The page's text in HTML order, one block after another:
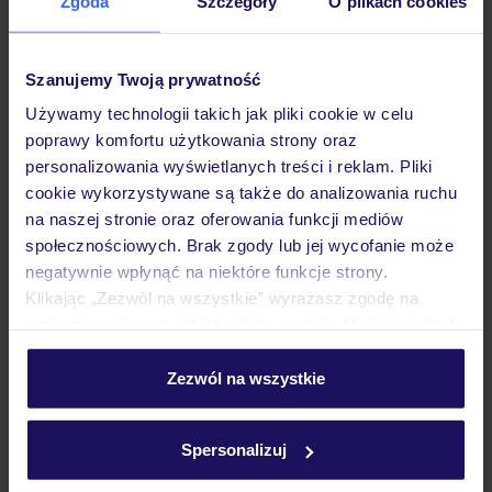
Szanujemy Twoją prywatność
Używamy technologii takich jak pliki cookie w celu
poprawy komfortu użytkowania strony oraz
personalizowania wyświetlanych treści i reklam. Pliki
cookie wykorzystywane są także do analizowania ruchu
na naszej stronie oraz oferowania funkcji mediów
społecznościowych. Brak zgody lub jej wycofanie może
negatywnie wpłynąć na niektóre funkcje strony.
Klikając „Zezwól na wszystkie” wyrażasz zgodę na
personalizować swój wybór wchodząc w zakładkę
Szczegółowe informacje o plikach cookie znajdziesz
Zezwól na wszystkie
Spersonalizuj
Pokoje
Wyżywienie
Atrakcje
Często zadawane pytania
Jak zmienić uczestników/osobę zgłaszającą?